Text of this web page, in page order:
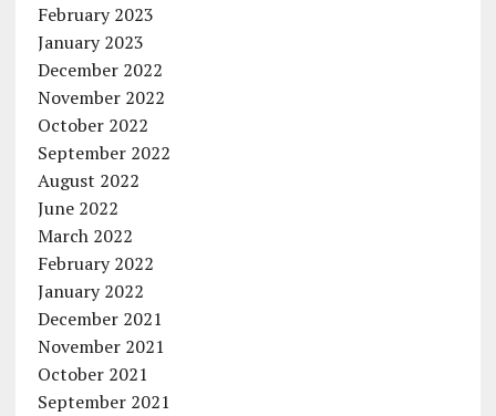
February 2023
January 2023
December 2022
November 2022
October 2022
September 2022
August 2022
June 2022
March 2022
February 2022
January 2022
December 2021
November 2021
October 2021
September 2021